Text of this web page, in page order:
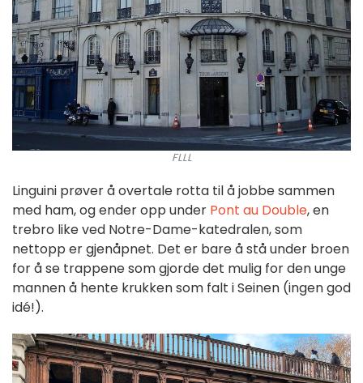
FLLL
Linguini prøver å overtale rotta til å jobbe sammen
med ham, og ender opp under Pont au Double, en
trebro like ved Notre-Dame-katedralen, som
nettopp er gjenåpnet. Det er bare å stå under broen
for å se trappene som gjorde det mulig for den unge
mannen å hente krukken som falt i Seinen (ingen god
idé!).